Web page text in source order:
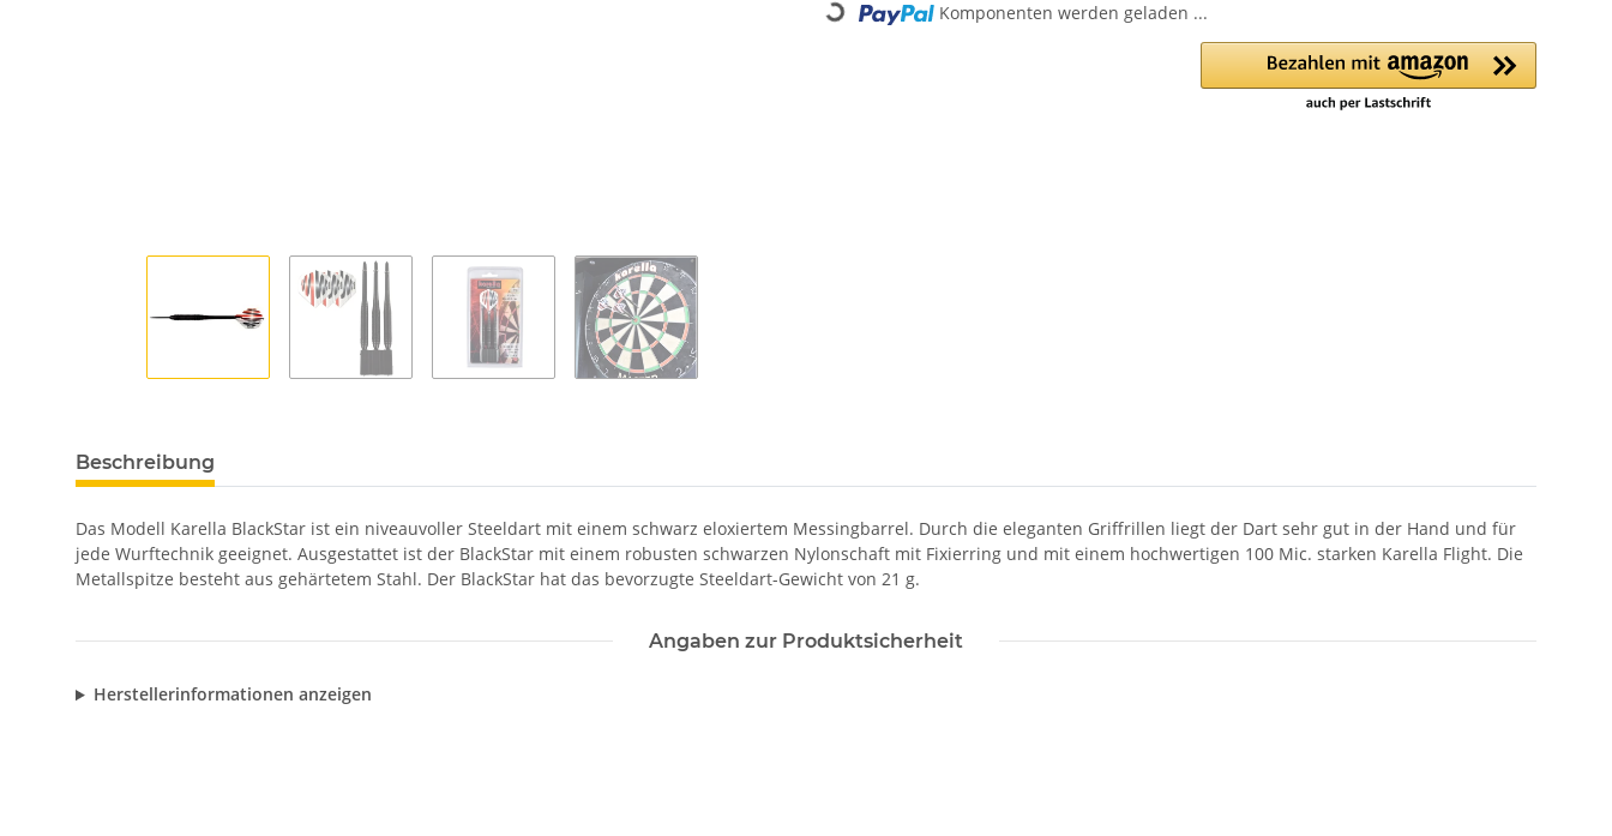
Loading... Komponenten werden geladen ...
Beschreibung
Das Modell Karella BlackStar ist ein niveauvoller Steeldart mit einem schwarz eloxiertem Messingbarrel. Durch die eleganten Griffrillen liegt der Dart sehr gut in der Hand und für
jede Wurftechnik geeignet. Ausgestattet ist der BlackStar mit einem robusten schwarzen Nylonschaft mit Fixierring und mit einem hochwertigen 100 Mic. starken Karella Flight. Die
Metallspitze besteht aus gehärtetem Stahl. Der BlackStar hat das bevorzugte Steeldart-Gewicht von 21 g.
Angaben zur Produktsicherheit
Herstellerinformationen anzeigen